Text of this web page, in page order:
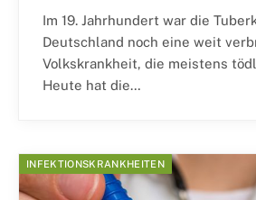
Im 19. Jahrhundert war die
Deutschland noch eine weit
Volkskrankheit, die meistens
Heute hat die…
INFEKTIONSKRANKHEITEN